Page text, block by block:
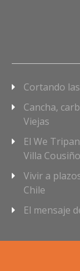
Cortando
Cancha,
Viejas
El We
Villa Cousiño
Vivir a
Chile
El mensaje